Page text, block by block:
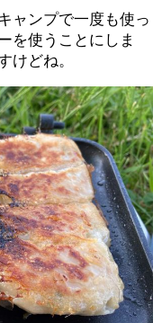
ャンプで一度も使っ
を使うことにしま
けどね。